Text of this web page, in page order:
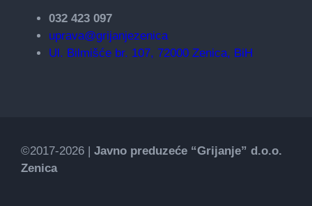
032 423 097
uprava@grijanjezenica
Ul. Bilmišće br. 107, 72000 Zenica, BiH
©2017-2026 | Javno preduzeće “Grijanje” d.o.o.
Zenica